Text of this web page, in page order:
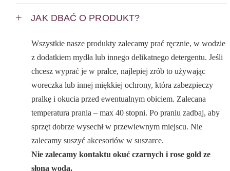
JAK DBAĆ O PRODUKT?
Wszystkie nasze produkty zalecamy prać ręcznie, w wodzie
z dodatkiem mydła lub innego delikatnego detergentu. Jeśli
chcesz wyprać je w pralce, najlepiej zrób to używając
woreczka lub innej miękkiej ochrony, która zabezpieczy
pralkę i okucia przed ewentualnym obiciem. Zalecana
temperatura prania – max 40 stopni. Po praniu zadbaj, aby
sprzęt dobrze wysechł w przewiewnym miejscu. Nie
zalecamy suszyć akcesoriów w suszarce.
Nie zalecamy kontaktu okuć czarnych i rose gold ze
słoną wodą.